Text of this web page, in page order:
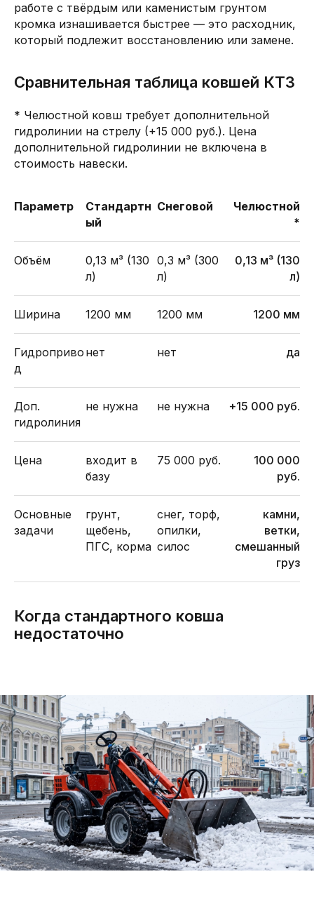
работе с твёрдым или каменистым грунтом
кромка изнашивается быстрее — это расходник,
который подлежит восстановлению или замене.
Сравнительная таблица ковшей КТЗ
* Челюстной ковш требует дополнительной
гидролинии на стрелу (+15 000 руб.). Цена
дополнительной гидролинии не включена в
стоимость навески.
Параметр
Стандартн
ый
Снеговой
Челюстной
*
Объём
0,13 м³ (130
л)
0,3 м³ (300
л)
0,13 м³ (130
л)
Ширина 1200 мм 1200 мм 1200 мм
Гидроприво
д
нет нет да
Доп.
гидролиния
не нужна не нужна +15 000 руб.
Цена
входит в
базу
75 000 руб.
100 000
руб.
Основные
задачи
грунт,
щебень,
ПГС, корма
снег, торф,
опилки,
силос
камни,
ветки,
смешанный
груз
Когда стандартного ковша
недостаточно